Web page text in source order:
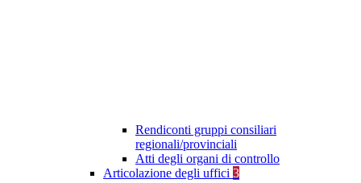
Rendiconti gruppi consiliari
regionali/provinciali
Atti degli organi di controllo
Articolazione degli uffici 3